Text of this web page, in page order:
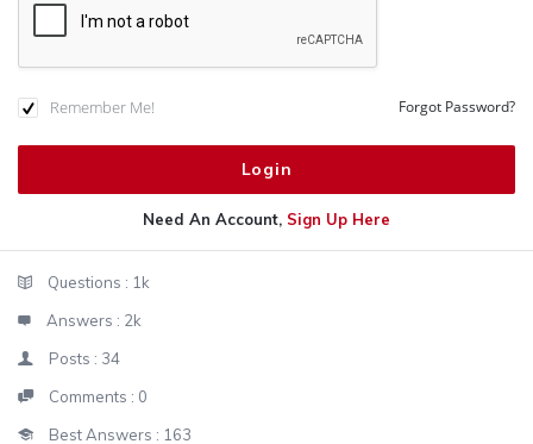
Remember Me! Forgot Password?
Need An Account, Sign Up Here
StatsQuestions : 1k
Answers : 2k
Posts : 34
Comments : 0
Best Answers : 163